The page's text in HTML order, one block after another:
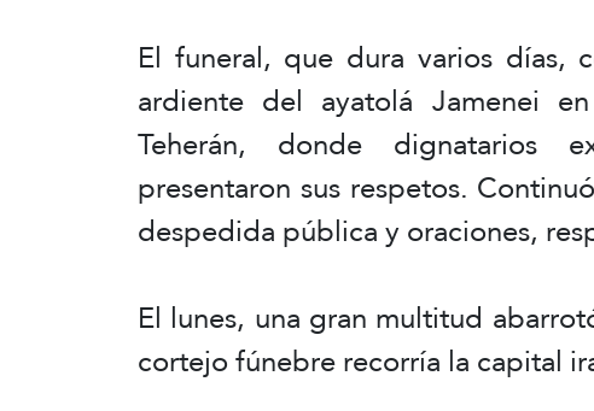
El funeral, que dura varios días,
ardiente del ayatolá Jamenei
Teherán, donde dignatarios
presentaron sus respetos.
despedida pública y oraciones,
El lunes, una gran multitud
cortejo fúnebre recorría la capital